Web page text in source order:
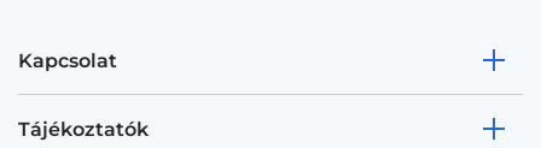
Kapcsolat
Tájékoztatók